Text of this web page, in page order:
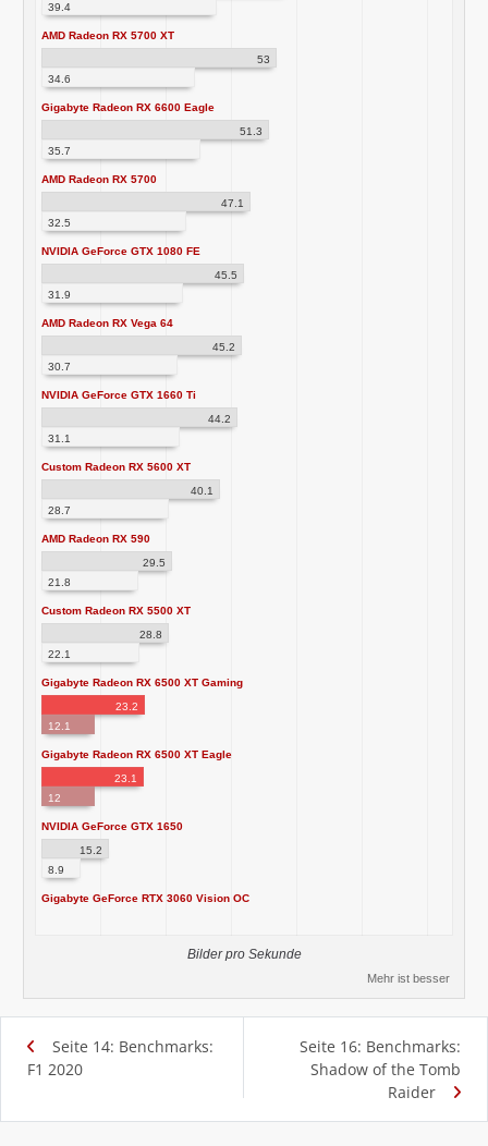
39.4
AMD Radeon RX 5700 XT
53
34.6
Gigabyte Radeon RX 6600 Eagle
51.3
35.7
AMD Radeon RX 5700
47.1
32.5
NVIDIA GeForce GTX 1080 FE
45.5
31.9
AMD Radeon RX Vega 64
45.2
30.7
NVIDIA GeForce GTX 1660 Ti
44.2
31.1
Custom Radeon RX 5600 XT
40.1
28.7
AMD Radeon RX 590
29.5
21.8
Custom Radeon RX 5500 XT
28.8
22.1
Gigabyte Radeon RX 6500 XT Gaming
23.2
12.1
Gigabyte Radeon RX 6500 XT Eagle
23.1
12
NVIDIA GeForce GTX 1650
15.2
8.9
Gigabyte GeForce RTX 3060 Vision OC
Bilder pro Sekunde
Mehr ist besser
Seite 14: Benchmarks:
F1 2020
Seite 16: Benchmarks:
Shadow of the Tomb
Raider